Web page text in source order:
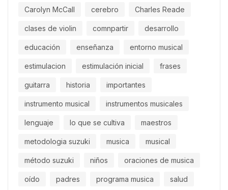
Carolyn McCall cerebro Charles Reade
clases de violin comnpartir desarrollo
educación enseñanza entorno musical
estimulacion estimulación inicial frases
guitarra historia importantes
instrumento musical instrumentos musicales
lenguaje lo que se cultiva maestros
metodologia suzuki musica musical
método suzuki niños oraciones de musica
oído padres programa musica salud